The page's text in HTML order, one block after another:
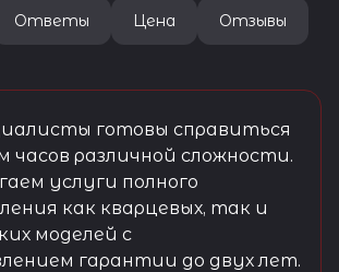
Ответы Цена Отзывы
готовы справиться
часов различной сложности.
услуги полного
как кварцевых, так и
моделей с
гарантии до двух лет.